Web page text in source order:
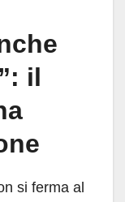
il
si ferma al